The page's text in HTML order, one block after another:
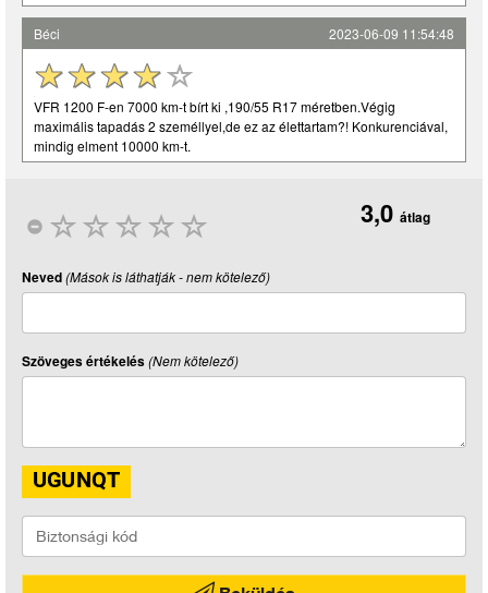
Béci 2023-06-09 11:54:48
VFR 1200 F-en 7000 km-t bírt ki ,190/55 R17 méretben.Végig
maximális tapadás 2 személlyel,de ez az élettartam?! Konkurenciával,
mindig elment 10000 km-t.
3,0 átlag
Neved(Mások is láthatják - nem kötelező)
Szöveges értékelés(Nem kötelező)